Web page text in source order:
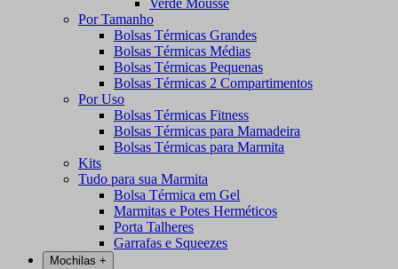
Verde Mousse
Por Tamanho
Bolsas Térmicas Grandes
Bolsas Térmicas Médias
Bolsas Térmicas Pequenas
Bolsas Térmicas 2 Compartimentos
Por Uso
Bolsas Térmicas Fitness
Bolsas Térmicas para Mamadeira
Bolsas Térmicas para Marmita
Kits
Tudo para sua Marmita
Bolsa Térmica em Gel
Marmitas e Potes Herméticos
Porta Talheres
Garrafas e Squeezes
Mochilas +